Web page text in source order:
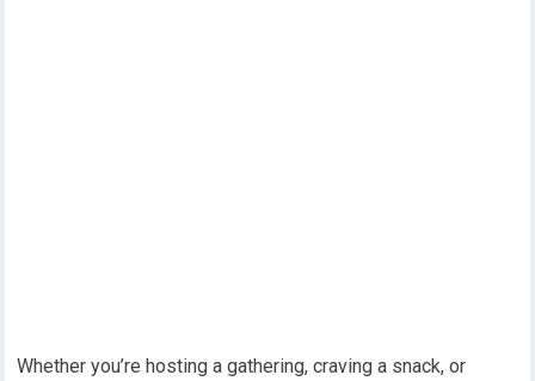
Whether you’re hosting a gathering, craving a snack, or